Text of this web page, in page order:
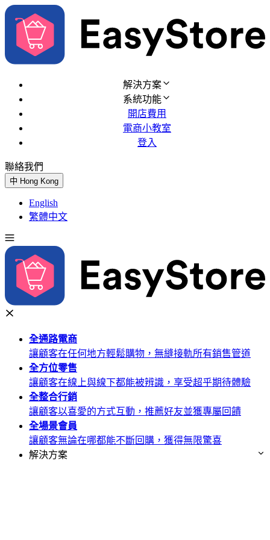
解決方案
系統功能
開店費用
電商小教室
登入
聯絡我們
中 Hong Kong
English
繁體中文
全通路電商
讓顧客在任何地方輕鬆購物，無縫接軌所有銷售管道
全方位零售
讓顧客在線上與線下都能被辨識，享受超乎期待體驗
全整合行銷
讓顧客以喜愛的方式互動，推薦好友並獲專屬回饋
全場景會員
讓顧客無論在哪都能不斷回購，獲得無限驚喜
解決方案